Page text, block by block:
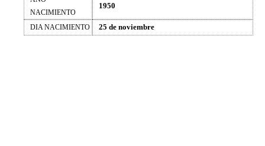
NACIMIENTO
1950
DIA NACIMIENTO 25 de noviembre